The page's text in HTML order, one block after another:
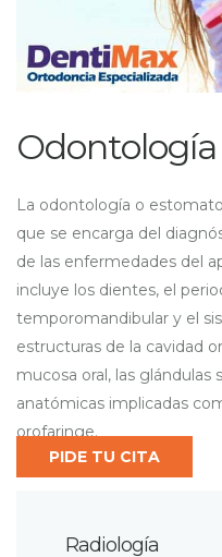
La odontología o
que se encarga del
de las enfermedades del
incluye los dientes, el
temporomandibular y el
estructuras de la cavidad
mucosa oral, las glándulas
anatómicas implicadas
orofaringe.
PIDE TU CITA
Radiología